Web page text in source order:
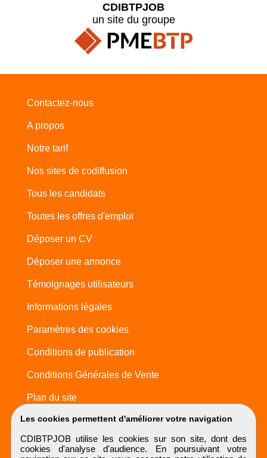
Les cookies permettent d'améliorer votre navigation
CDIBTPJOB utilise les cookies sur son site, dont des
cookies d'analyse d'audience. En poursuivant votre
CDIBTPJOB
un site du groupe
Contactez-nous
A propos
Notre tarif
Nos sites de codiffusion
Tous les candidats
Toutes les offres d'emploi
Déposer un CV
Déposer une annonce
Témoignages utilisateurs
Informations légales
Paramètres des cookies
Conditions de publication
Conditions Générales de Vente
Plan du site